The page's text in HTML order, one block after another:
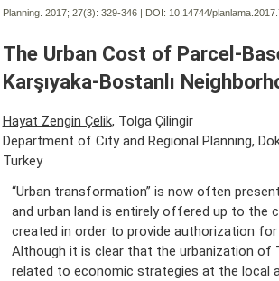
Planning. 2017; 27(3): 329-346 | DOI: 10.14744/
The Urban Cost of Parcel-
Karşıyaka-Bostanlı
Hayat Zengin Çelik, Tolga Çilingir
Department of City and Regional Planning,
Turkey
“Urban transformation” is now often
and urban land is entirely offered up to the
created in order to provide authorization
Although it is clear that the urbanization of
related to economic strategies at the local